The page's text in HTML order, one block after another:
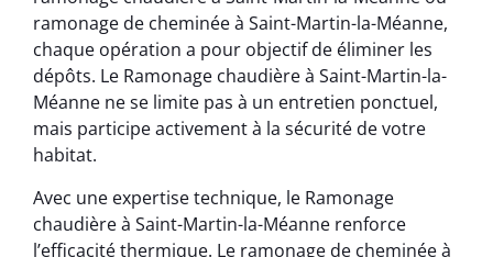
ramonage de cheminée à Saint-Martin-la-Méanne,
chaque opération a pour objectif de éliminer les
dépôts. Le Ramonage chaudière à Saint-Martin-la-
Méanne ne se limite pas à un entretien ponctuel,
mais participe activement à la sécurité de votre
habitat.
Avec une expertise technique, le Ramonage
chaudière à Saint-Martin-la-Méanne renforce
l’efficacité thermique. Le ramonage de cheminée à